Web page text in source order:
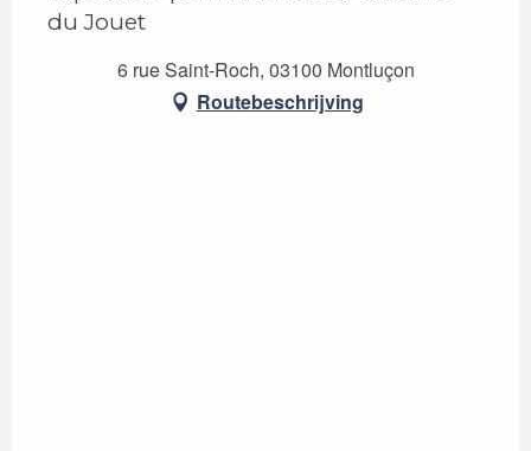
du Jouet
6 rue Saint-Roch, 03100 Montluçon
Routebeschrijving